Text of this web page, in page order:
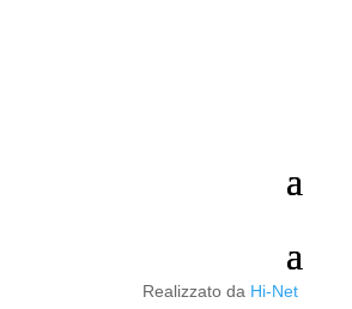
Realizzato da Hi-Net